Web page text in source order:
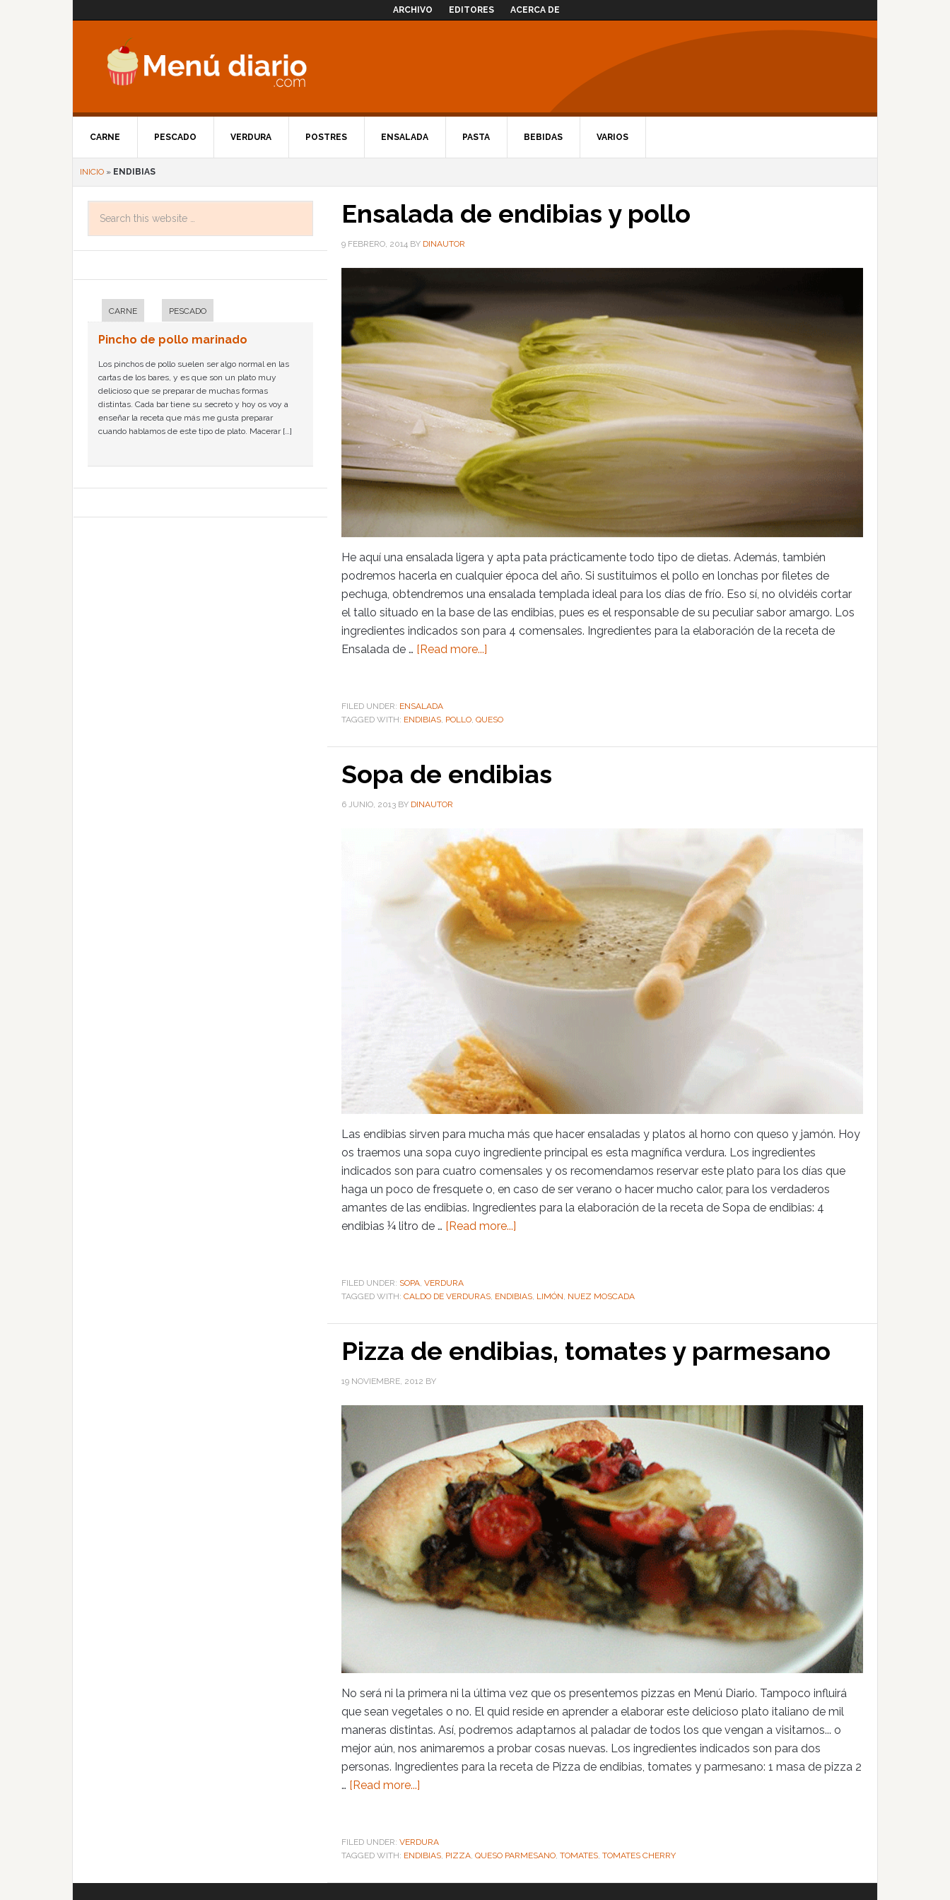
ARCHIVO EDITORES ACERCA DE
CARNE PESCADO VERDURA POSTRES ENSALADA PASTA BEBIDAS VARIOS
INICIO » ENDIBIAS
Ensalada de endibias y pollo
9 FEBRERO, 2014 BY DINAUTOR
He aquí una ensalada ligera y apta pata prácticamente todo tipo de dietas. Además, también
podremos hacerla en cualquier época del año. Si sustituimos el pollo en lonchas por filetes de
pechuga, obtendremos una ensalada templada ideal para los días de frío. Eso sí, no olvidéis cortar
el tallo situado en la base de las endibias, pues es el responsable de su peculiar sabor amargo. Los
ingredientes indicados son para 4 comensales. Ingredientes para la elaboración de la receta de
Ensalada de … [Read more...]
FILED UNDER: ENSALADA
TAGGED WITH: ENDIBIAS, POLLO, QUESO
Sopa de endibias
6 JUNIO, 2013 BY DINAUTOR
Las endibias sirven para mucha más que hacer ensaladas y platos al horno con queso y jamón. Hoy
os traemos una sopa cuyo ingrediente principal es esta magnífica verdura. Los ingredientes
indicados son para cuatro comensales y os recomendamos reservar este plato para los días que
haga un poco de fresquete o, en caso de ser verano o hacer mucho calor, para los verdaderos
amantes de las endibias. Ingredientes para la elaboración de la receta de Sopa de endibias: 4
endibias ¼ litro de … [Read more...]
FILED UNDER: SOPA VERDURA
TAGGED WITH: CALDO DE VERDURAS ENDIBIAS LIMÓN NUEZ MOSCADA
Pizza de endibias, tomates y parmesano
19 NOVIEMBRE, 2012 BY
No será ni la primera ni la última vez que os presentemos pizzas en Menú Diario. Tampoco influirá
que sean vegetales o no. El quid reside en aprender a elaborar este delicioso plato italiano de mil
maneras distintas. Así, podremos adaptarnos al paladar de todos los que vengan a visitarnos... o
mejor aún, nos animaremos a probar cosas nuevas. Los ingredientes indicados son para dos
personas. Ingredientes para la receta de Pizza de endibias, tomates y parmesano: 1 masa de pizza 2
… [Read more...]
FILED UNDER: VERDURA
TAGGED WITH: ENDIBIAS PIZZA QUESO PARMESANO TOMATES TOMATES CHERRY
CARNE PESCADO
Pincho de pollo marinado
Los pinchos de pollo suelen ser algo normal en las
cartas de los bares, y es que son un plato muy
delicioso que se preparar de muchas formas
distintas. Cada bar tiene su secreto y hoy os voy a
enseñar la receta que más me gusta preparar
cuando hablamos de este tipo de plato. Macerar […]